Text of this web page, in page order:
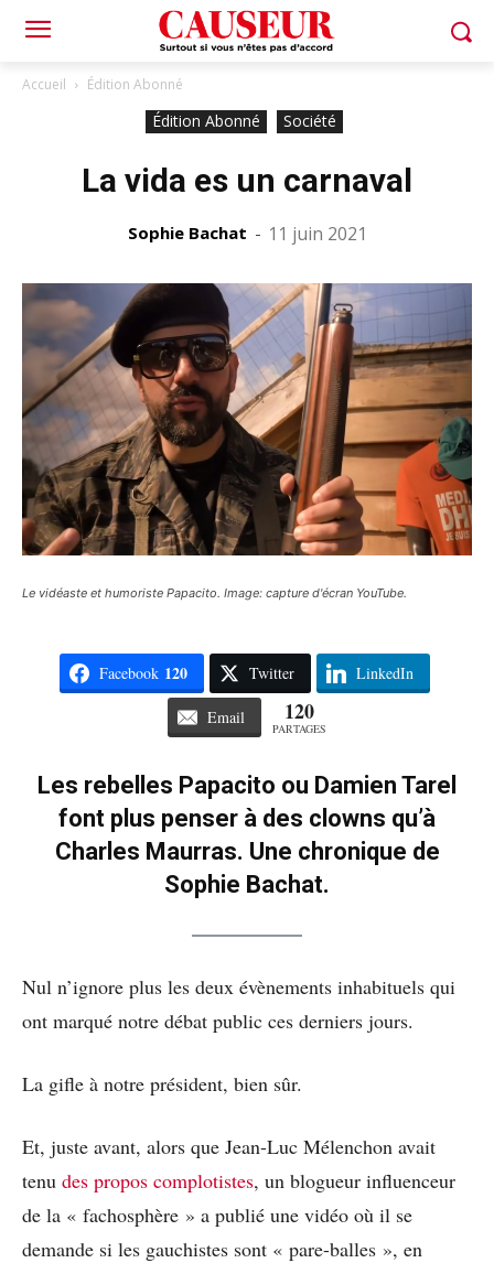
Accueil Édition Abonné
Édition Abonné Société
La vida es un carnaval
Sophie Bachat - 11 juin 2021
Le vidéaste et humoriste Papacito. Image: capture d'écran YouTube.
Facebook 120 Twitter LinkedIn
Email 120
PARTAGES
Les rebelles Papacito ou Damien Tarel
font plus penser à des clowns qu’à
Charles Maurras. Une chronique de
Sophie Bachat.
Nul n’ignore plus les deux évènements inhabituels qui
ont marqué notre débat public ces derniers jours.
La gifle à notre président, bien sûr.
Et, juste avant, alors que Jean-Luc Mélenchon avait
tenu des propos complotistes, un blogueur influenceur
de la « fachosphère » a publié une vidéo où il se
demande si les gauchistes sont « pare-balles », en